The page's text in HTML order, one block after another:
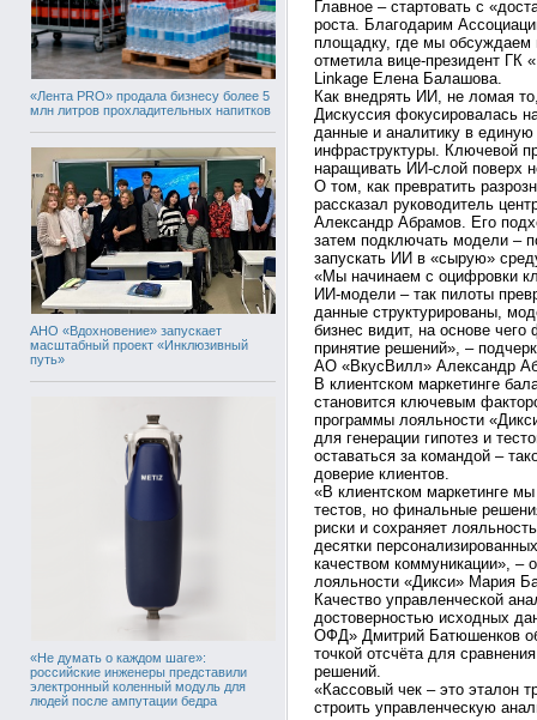
«Лента PRO» продала бизнесу более 5
млн литров прохладительных напитков
АНО «Вдохновение» запускает
масштабный проект «Инклюзивный
путь»
«Не думать о каждом шаге»:
российские инженеры представили
электронный коленный модуль для
людей после ампутации бедра
Главное – стартовать с
роста. Благодарим
площадку, где мы обсуждаем
отметила вице-президент ГК
Linkage Елена Балашова.
Как внедрять ИИ, не ломая
Дискуссия фокусировалась
данные и аналитику в единую
инфраструктуры. Ключевой
наращивать ИИ-слой поверх
О том, как превратить
рассказал руководитель
Александр Абрамов. Его
затем подключать модели –
запускать ИИ в «сырую»
«Мы начинаем с оцифровки
ИИ-модели – так пилоты
данные структурированы,
бизнес видит, на основе
принятие решений», –
АО «ВкусВилл» Александр
В клиентском маркетинге
становится ключевым
программы лояльности
для генерации гипотез и
оставаться за командой –
доверие клиентов.
«В клиентском маркетинге
тестов, но финальные
риски и сохраняет
десятки
качеством коммуникации», –
лояльности «Дикси» Мария
Качество управленческой
достоверностью исходных
ОФД» Дмитрий Батюшенков
точкой отсчёта для
решений.
«Кассовый чек – это эталон
строить управленческую